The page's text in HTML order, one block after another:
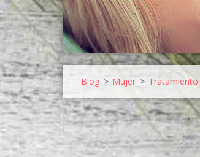
Blog > Mujer > Tratamiento